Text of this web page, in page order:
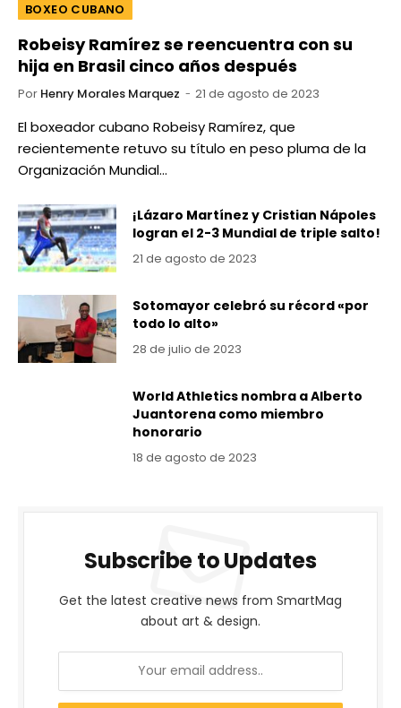
BOXEO CUBANO
Robeisy Ramírez se reencuentra con su
hija en Brasil cinco años después
Por Henry Morales Marquez 21 de agosto de 2023
El boxeador cubano Robeisy Ramírez, que
recientemente retuvo su título en peso pluma de la
Organización Mundial…
¡Lázaro Martínez y Cristian Nápoles
logran el 2-3 Mundial de triple salto!
21 de agosto de 2023
Sotomayor celebró su récord «por
todo lo alto»
28 de julio de 2023
World Athletics nombra a Alberto
Juantorena como miembro
honorario
18 de agosto de 2023
Subscribe to Updates
Get the latest creative news from SmartMag
about art & design.